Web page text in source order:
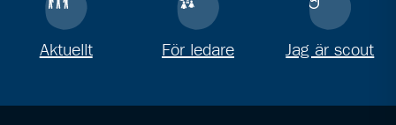
Aktuellt För ledare Jag är scout